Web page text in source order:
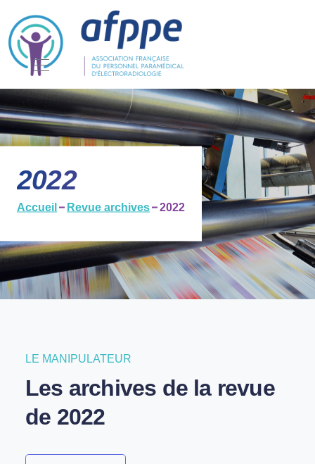
2022
Accueil Revue archives 2022
LE MANIPULATEUR
Les archives de la revue
de 2022